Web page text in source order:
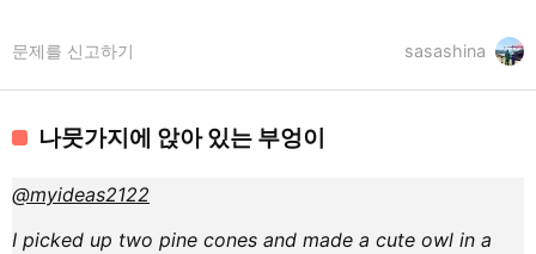
sasashina
문제를 신고하기
나뭇가지에 앉아 있는 부엉이
@myideas2122
I picked up two pine cones and made a cute owl in a